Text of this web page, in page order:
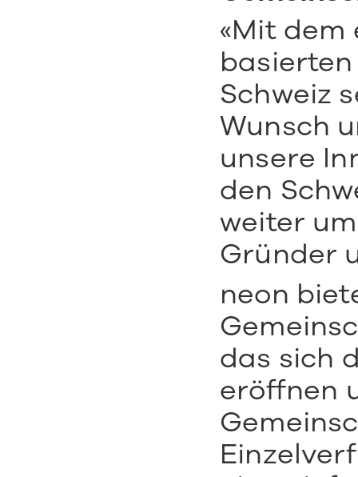
«Mit
Schweiz
Wunsch
unsere
den
weiter
Gründer
neon
das sich
eröffnen